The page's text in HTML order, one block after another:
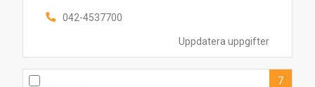
Uppdatera uppgifter
042-4537700
7